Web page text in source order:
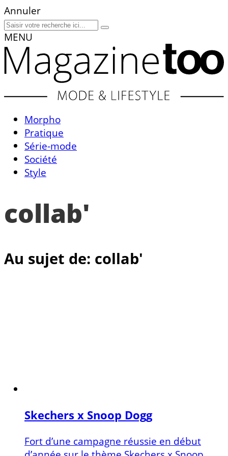
Annuler
MENU
Morpho
Pratique
Série-mode
Société
Style
collab'
Au sujet de: collab'
Skechers x Snoop Dogg
Fort d’une campagne réussie en début